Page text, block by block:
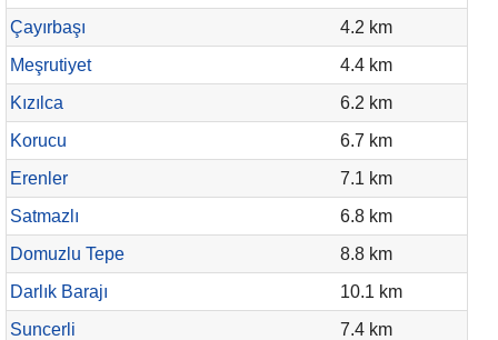
Çayırbaşı
4.2 km
Meşrutiyet
4.4 km
Kızılca
6.2 km
Korucu
6.7 km
Erenler
7.1 km
Satmazlı
6.8 km
Domuzlu Tepe
8.8 km
Darlık Barajı
10.1 km
Suncerli
7.4 km